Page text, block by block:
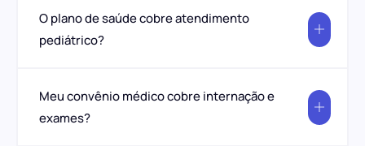
O plano de saúde cobre atendimento
pediátrico?
Meu convênio médico cobre internação e
exames?